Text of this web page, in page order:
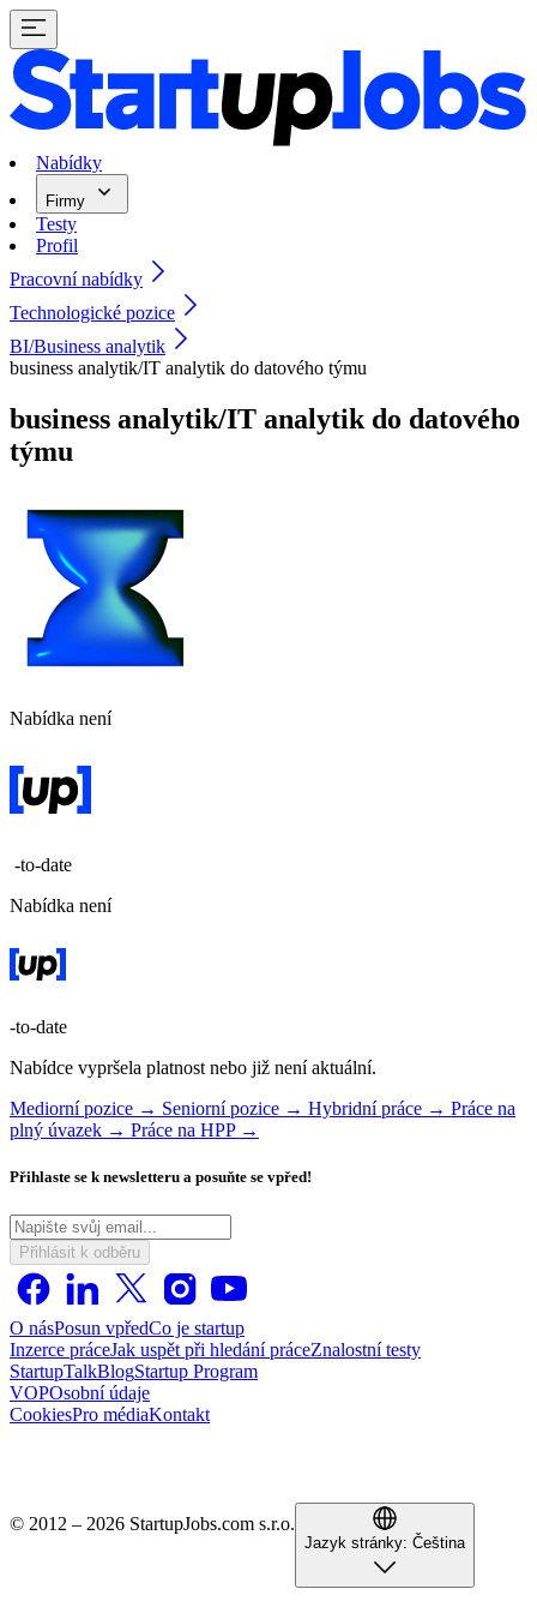
Nabídky
Firmy
Testy
Profil
Pracovní nabídky
Technologické pozice
BI/Business analytik
business analytik/IT analytik do datového týmu
business analytik/IT analytik do datového
týmu
Nabídka není
-to-date
Nabídka není
-to-date
Nabídce vypršela platnost nebo již není aktuální.
Mediorní pozice → Seniorní pozice → Hybridní práce → Práce na
plný úvazek → Práce na HPP →
Přihlaste se k newsletteru a posuňte se vpřed!
Přihlásit k odběru
O násPosun vpředCo je startup
Inzerce práceJak uspět při hledání práceZnalostní testy
StartupTalkBlogStartup Program
VOPOsobní údaje
CookiesPro médiaKontakt
© 2012 – 2026 StartupJobs.com s.r.o.
Jazyk stránky: Čeština